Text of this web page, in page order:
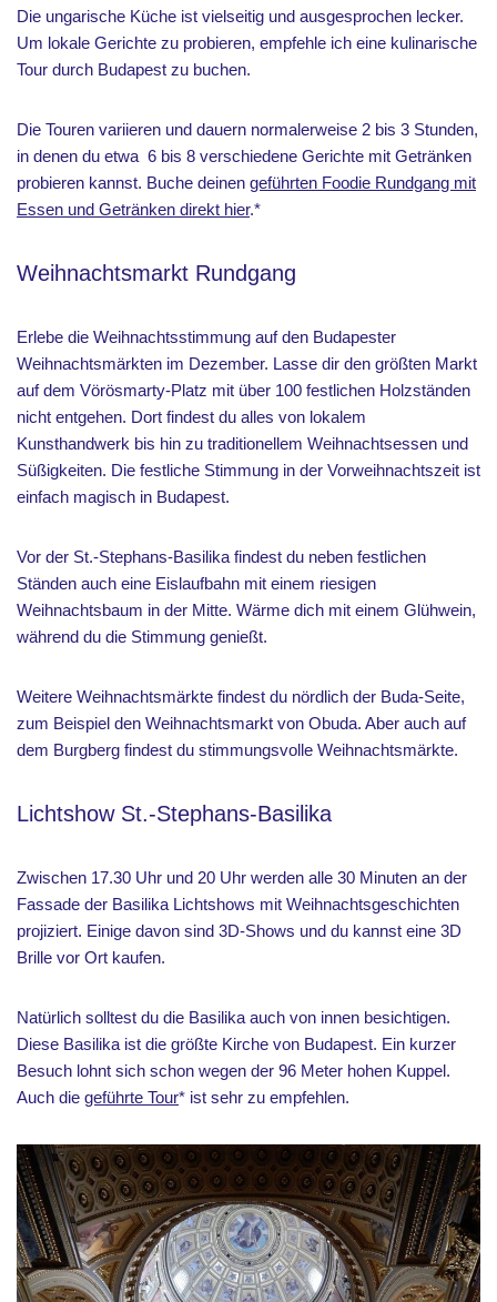
Die ungarische Küche ist vielseitig und ausgesprochen lecker.
Um lokale Gerichte zu probieren, empfehle ich eine kulinarische
Tour durch Budapest zu buchen.
Die Touren variieren und dauern normalerweise 2 bis 3 Stunden,
in denen du etwa 6 bis 8 verschiedene Gerichte mit Getränken
probieren kannst. Buche deinen geführten Foodie Rundgang mit
Essen und Getränken direkt hier.*
Weihnachtsmarkt Rundgang
Erlebe die Weihnachtsstimmung auf den Budapester
Weihnachtsmärkten im Dezember. Lasse dir den größten Markt
auf dem Vörösmarty-Platz mit über 100 festlichen Holzständen
nicht entgehen. Dort findest du alles von lokalem
Kunsthandwerk bis hin zu traditionellem Weihnachtsessen und
Süßigkeiten. Die festliche Stimmung in der Vorweihnachtszeit ist
einfach magisch in Budapest.
Vor der St.-Stephans-Basilika findest du neben festlichen
Ständen auch eine Eislaufbahn mit einem riesigen
Weihnachtsbaum in der Mitte. Wärme dich mit einem Glühwein,
während du die Stimmung genießt.
Weitere Weihnachtsmärkte findest du nördlich der Buda-Seite,
zum Beispiel den Weihnachtsmarkt von Obuda. Aber auch auf
dem Burgberg findest du stimmungsvolle Weihnachtsmärkte.
Lichtshow St.-Stephans-Basilika
Zwischen 17.30 Uhr und 20 Uhr werden alle 30 Minuten an der
Fassade der Basilika Lichtshows mit Weihnachtsgeschichten
projiziert. Einige davon sind 3D-Shows und du kannst eine 3D
Brille vor Ort kaufen.
Natürlich solltest du die Basilika auch von innen besichtigen.
Diese Basilika ist die größte Kirche von Budapest. Ein kurzer
Besuch lohnt sich schon wegen der 96 Meter hohen Kuppel.
Auch die geführte Tour* ist sehr zu empfehlen.